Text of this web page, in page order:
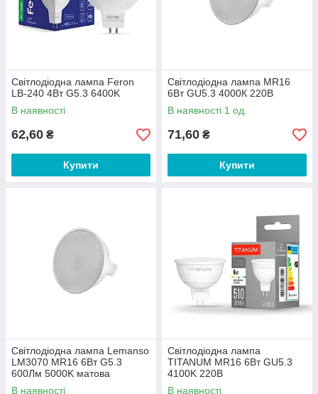
Світлодіодна лампа Feron
LB-240 4Вт G5.3 6400K
В наявності
62,60 ₴
Купити
Світлодіодна лампа MR16
6Вт GU5.3 4000К 220В
В наявності 1 од.
71,60 ₴
Купити
Світлодіодна лампа Lemanso
LM3070 MR16 6Вт G5.3
600Лм 5000K матова
В наявності
Світлодіодна лампа
TITANUM MR16 6Вт GU5.3
4100K 220В
В наявності